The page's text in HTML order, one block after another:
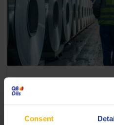
Consent
Cosa succede sotto i
8 APRILE 2025